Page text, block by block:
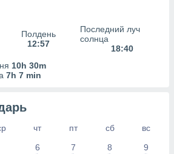
Полдень
12:57
Последний луч
солнца
18:40
10h 30m
7h 7 min
чт пт сб
вс
6
7 8 9